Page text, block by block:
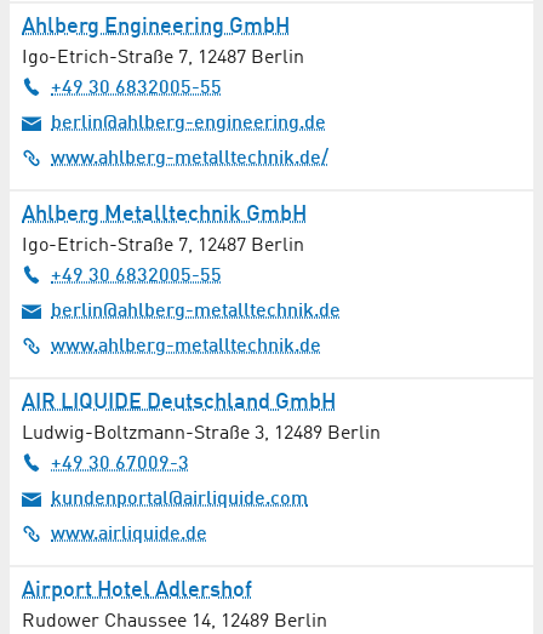
Lebensmittel
Lichttechnik
Luftfahrt / Raumfahrt
Lüftungstechnik / Luftreinhaltung
Massagen
Materialtechnologie
Mediation
Medienproduktion
Medizinische / soziale Einrichtungen
Ahlberg Engineering GmbH
Igo-Etrich-Straße 7, 12487 Berlin
+49 30 6832005-55
berlin@ahlberg-engineering.de
www.ahlberg-metalltechnik.de/
Ahlberg Metalltechnik GmbH
Igo-Etrich-Straße 7, 12487 Berlin
+49 30 6832005-55
berlin@ahlberg-metalltechnik.de
www.ahlberg-metalltechnik.de
AIR LIQUIDE Deutschland GmbH
Ludwig-Boltzmann-Straße 3, 12489 Berlin
+49 30 67009-3
kundenportal@airliquide.com
www.airliquide.de
Airport Hotel Adlershof
Rudower Chaussee 14, 12489 Berlin